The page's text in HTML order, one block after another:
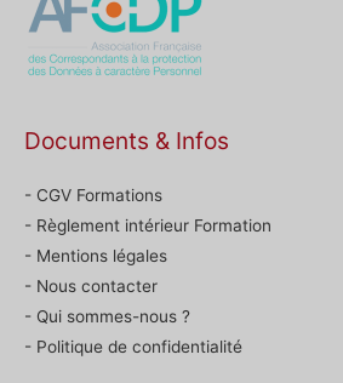
Documents & Infos
- CGV Formations
- Règlement intérieur Formation
- Mentions légales
- Nous contacter
- Qui sommes-nous ?
- Politique de confidentialité